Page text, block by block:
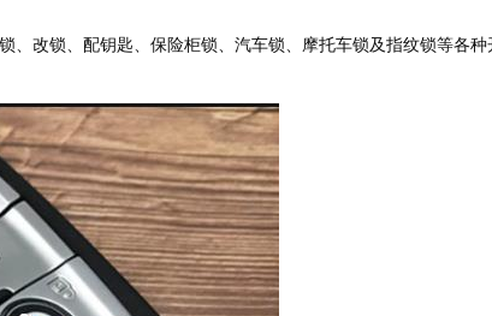
改锁、配钥匙、保险柜锁、汽车锁、摩托车锁及指纹锁等各种